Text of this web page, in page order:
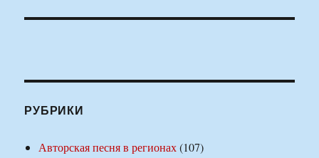
РУБРИКИ
Авторская песня в регионах(107)